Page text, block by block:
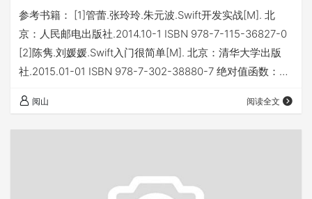
参考书籍： [1]管蕾.张玲玲.朱元波.Swift开发实战[M]. 北
京：人民邮电出版社.2014.10-1 ISBN 978-7-115-36827-0
[2]陈隽.刘媛媛.Swift入门很简单[M]. 北京：清华大学出版
社.2015.01-01 ISBN 978-7-302-38880-7 绝对值函数：
min(参数1,参数2,...) 序列最大值函数：maxElement(序列)
序列最小值函数：maxElement(序列) 判断序列是否包…
阅山 阅读全文